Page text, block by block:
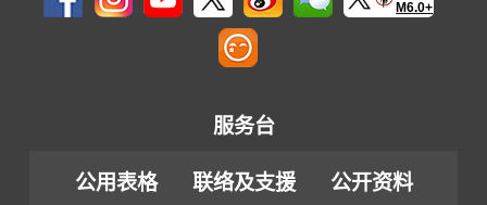
M6.0+
服务台
公用表格 联络及支援
公开资料